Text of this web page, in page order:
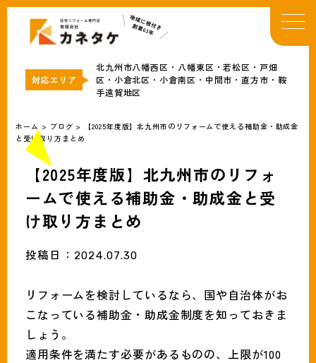
TOP
イベント・お知らせ
カネタケについて
補助金情報
リフォームメニュー
ブログ
会社概要
093-691-1319
営業時間:月〜土（9時〜18時）
北九州市八幡西区・八幡東区・若松区・戸畑
区・小倉北区・小倉南区・中間市・直方市・鞍
手遠賀地区
ホーム > ブログ>
【2025年度版】北九州市のリフォームで使える補助金・助成金
と受け取り方まとめ
【2025年度版】北九州市のリフォ
ームで使える補助金・助成金と受
け取り方まとめ
投稿日： 2024.07.30
リフォームを検討しているなら、国や自治体がお
こなっている補助金・助成金制度を知っておきま
しょう。
適用条件を満たす必要があるものの、上限が100